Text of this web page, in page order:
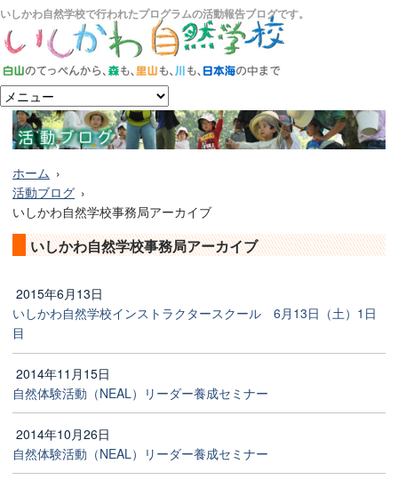
いしかわ自然学校で行われたプログラムの活動報告ブログです。
ホーム
活動ブログ
いしかわ自然学校事務局アーカイブ
いしかわ自然学校事務局アーカイブ
2015年6月13日
いしかわ自然学校インストラクタースクール 6月13日（土）1日
目
2014年11月15日
自然体験活動（NEAL）リーダー養成セミナー
2014年10月26日
自然体験活動（NEAL）リーダー養成セミナー